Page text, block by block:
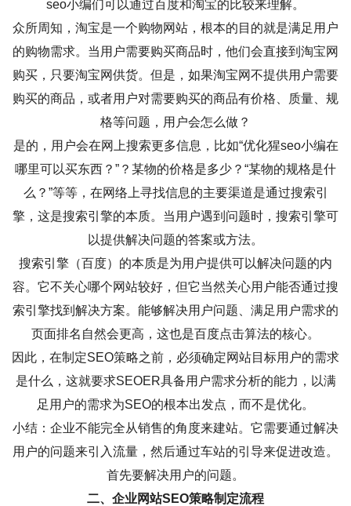
seo小编们可以通过百度和淘宝的比较来理解。
众所周知，淘宝是一个购物网站，根本的目的就是满足用户
的购物需求。当用户需要购买商品时，他们会直接到淘宝网
购买，只要淘宝网供货。但是，如果淘宝网不提供用户需要
购买的商品，或者用户对需要购买的商品有价格、质量、规
格等问题，用户会怎么做？
是的，用户会在网上搜索更多信息，比如“优化猩seo小编在
哪里可以买东西？”？某物的价格是多少？“某物的规格是什
么？”等等，在网络上寻找信息的主要渠道是通过搜索引
擎，这是搜索引擎的本质。当用户遇到问题时，搜索引擎可
以提供解决问题的答案或方法。
搜索引擎（百度）的本质是为用户提供可以解决问题的内
容。它不关心哪个网站较好，但它当然关心用户能否通过搜
索引擎找到解决方案。能够解决用户问题、满足用户需求的
页面排名自然会更高，这也是百度点击算法的核心。
因此，在制定SEO策略之前，必须确定网站目标用户的需求
是什么，这就要求SEOER具备用户需求分析的能力，以满
足用户的需求为SEO的根本出发点，而不是优化。
小结：企业不能完全从销售的角度来建站。它需要通过解决
用户的问题来引入流量，然后通过车站的引导来促进改造。
首先要解决用户的问题。
二、企业网站SEO策略制定流程